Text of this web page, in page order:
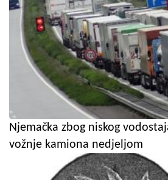
Njemačka zbog niskog
vožnje kamiona nedjeljom